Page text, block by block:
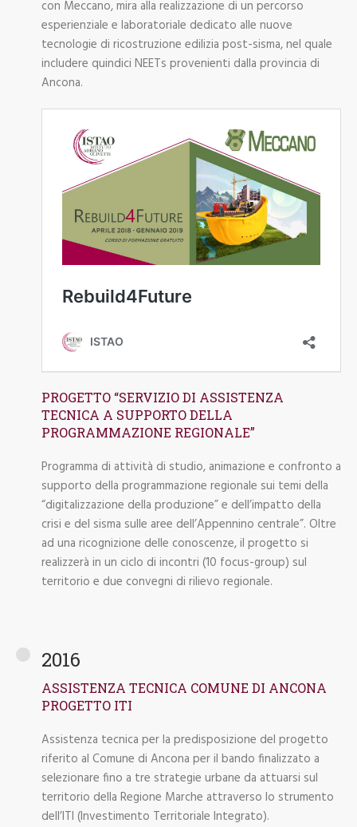
con Meccano, mira alla realizzazione di un percorso
esperienziale e laboratoriale dedicato alle nuove
tecnologie di ricostruzione edilizia post-sisma, nel quale
includere quindici NEETs provenienti dalla provincia di
Ancona.
PROGETTO “SERVIZIO DI ASSISTENZA
TECNICA A SUPPORTO DELLA
PROGRAMMAZIONE REGIONALE”
Programma di attività di studio, animazione e confronto a
supporto della programmazione regionale sui temi della
“digitalizzazione della produzione” e dell’impatto della
crisi e del sisma sulle aree dell’Appennino centrale”. Oltre
ad una ricognizione delle conoscenze, il progetto si
realizzerà in un ciclo di incontri (10 focus-group) sul
territorio e due convegni di rilievo regionale.
2016
ASSISTENZA TECNICA COMUNE DI ANCONA
PROGETTO ITI
Assistenza tecnica per la predisposizione del progetto
riferito al Comune di Ancona per il bando finalizzato a
selezionare fino a tre strategie urbane da attuarsi sul
territorio della Regione Marche attraverso lo strumento
dell’ITI (Investimento Territoriale Integrato).